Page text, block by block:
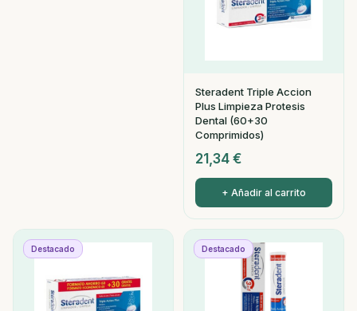
Steradent Triple Accion
Plus Limpieza Protesis
Dental (60+30
Comprimidos)
21,34 €
+ Añadir al carrito
Destacado Destacado